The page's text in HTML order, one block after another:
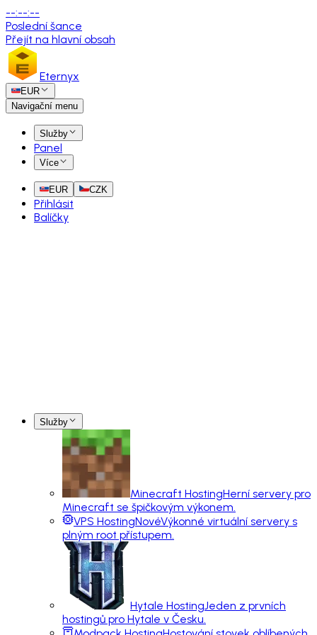
--:--:--
Poslední šance
Přejít na hlavní obsah
Eternyx
EUR
Navigační menu
Služby
Panel
Více
EUR CZK
Přihlásit
Balíčky
Služby
Minecraft HostingHerní servery pro
Minecraft se špičkovým výkonem.
VPS HostingNovéVýkonné virtuální servery s
plným root přístupem.
Hytale HostingJeden z prvních
hostingů pro Hytale v Česku.